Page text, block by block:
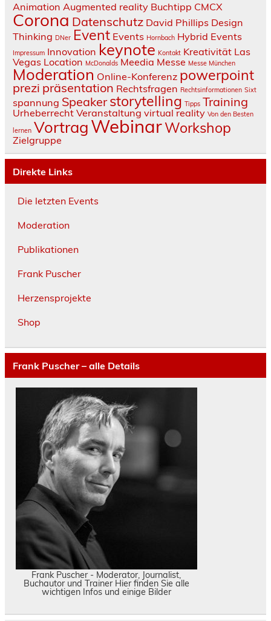
Animation Augmented reality Buchtipp CMCX
Corona Datenschutz David Phillips Design
Thinking DNer Event Events Hornbach Hybrid Events
Impressum Innovation keynote Kontakt Kreativität Las
Vegas Location McDonalds Meedia Messe Messe München
Moderation Online-Konferenz powerpoint
prezi präsentation Rechtsfragen Rechtsinformationen Sixt
spannung Speaker storytelling Tipps Training
Urheberrecht Veranstaltung virtual reality Von den Besten
lernen VortragWebinarWorkshop
Zielgruppe
Direkte Links
Die letzten Events
Moderation
Publikationen
Frank Puscher
Herzensprojekte
Shop
Frank Puscher – alle Details
Frank Puscher - Moderator, Journalist,
Buchautor und Trainer Hier finden Sie alle
wichtigen Infos und einige Bilder